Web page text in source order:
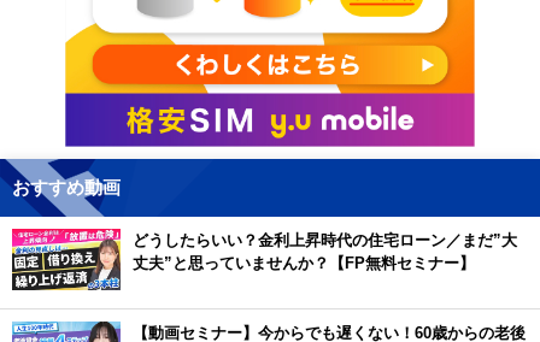
おすすめ動画
どうしたらいい？金利上昇時代の住宅ローン／まだ”大
丈夫”と思っていませんか？【FP無料セミナー】
【動画セミナー】今からでも遅くない！60歳からの老後